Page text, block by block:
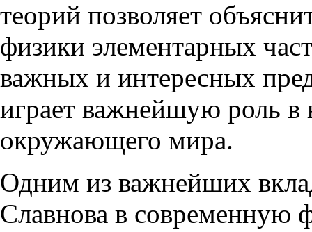
теорий позволяет
физики элементарных
важных и интересных
играет важнейшую роль
окружающего мира.
Одним из важнейших
Славнова в современную